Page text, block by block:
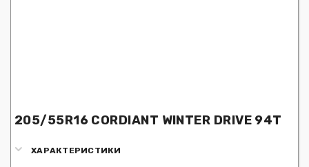
205/55R16 CORDIANT WINTER DRIVE 94T
ХАРАКТЕРИСТИКИ